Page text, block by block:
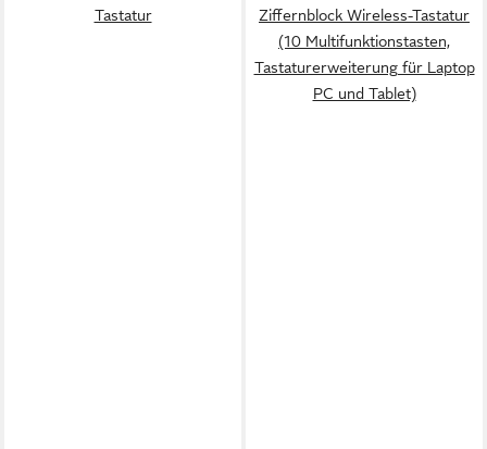
Tastatur
Ziffernblock Wireless-Tastatur
(10 Multifunktionstasten,
Tastaturerweiterung für Laptop
PC und Tablet)